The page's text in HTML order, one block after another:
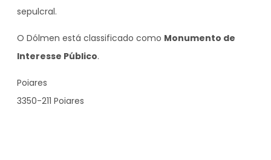
sepulcral.
O Dólmen está classificado como Monumento de
Interesse Público.
Poiares
3350-211 Poiares